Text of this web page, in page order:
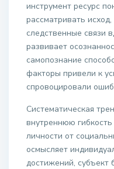
инструмент ресурс
рассматривать
следственные связи
развивает
самопознание
факторы привели к
спровоцировали
Систематическая
внутреннюю
личности от
осмысляет
достижений, субъект